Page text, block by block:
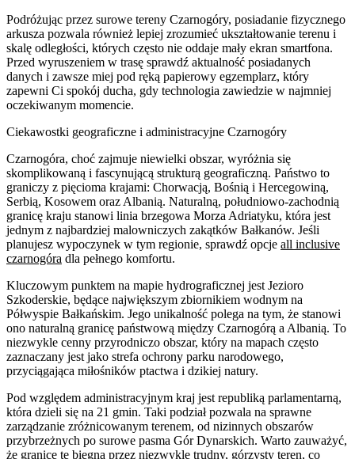
Podróżując przez surowe tereny Czarnogóry, posiadanie fizycznego
arkusza pozwala również lepiej zrozumieć ukształtowanie terenu i
skalę odległości, których często nie oddaje mały ekran smartfona.
Przed wyruszeniem w trasę sprawdź aktualność posiadanych
danych i zawsze miej pod ręką papierowy egzemplarz, który
zapewni Ci spokój ducha, gdy technologia zawiedzie w najmniej
oczekiwanym momencie.
Ciekawostki geograficzne i administracyjne Czarnogóry
Czarnogóra, choć zajmuje niewielki obszar, wyróżnia się
skomplikowaną i fascynującą strukturą geograficzną. Państwo to
graniczy z pięcioma krajami: Chorwacją, Bośnią i Hercegowiną,
Serbią, Kosowem oraz Albanią. Naturalną, południowo-zachodnią
granicę kraju stanowi linia brzegowa Morza Adriatyku, która jest
jednym z najbardziej malowniczych zakątków Bałkanów. Jeśli
planujesz wypoczynek w tym regionie, sprawdź opcje all inclusive
czarnogóra dla pełnego komfortu.
Kluczowym punktem na mapie hydrograficznej jest Jezioro
Szkoderskie, będące największym zbiornikiem wodnym na
Półwyspie Bałkańskim. Jego unikalność polega na tym, że stanowi
ono naturalną granicę państwową między Czarnogórą a Albanią. To
niezwykle cenny przyrodniczo obszar, który na mapach często
zaznaczany jest jako strefa ochrony parku narodowego,
przyciągająca miłośników ptactwa i dzikiej natury.
Pod względem administracyjnym kraj jest republiką parlamentarną,
która dzieli się na 21 gmin. Taki podział pozwala na sprawne
zarządzanie zróżnicowanym terenem, od nizinnych obszarów
przybrzeżnych po surowe pasma Gór Dynarskich. Warto zauważyć,
że granice te biegną przez niezwykle trudny, górzysty teren, co